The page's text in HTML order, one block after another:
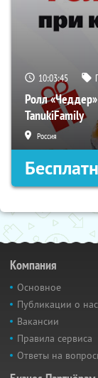
10:03:45
Ролл
TanukiFamily
Россия
Компания
Основное
Публикации о нас
Вакансии
Правила сервиса
Ответы на